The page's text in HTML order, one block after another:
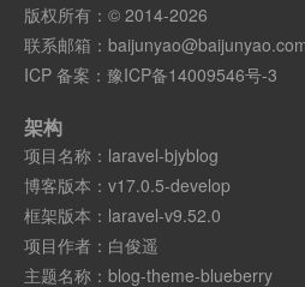
版权所有：© 2014-2026
联系邮箱：
ICP 备案： 豫ICP备14009546号-3
架构
项目名称： laravel-bjyblog
博客版本： v17.0.5-develop
框架版本： laravel-v9.52.0
项目作者： 白俊遥
主题名称： blog-theme-blueberry